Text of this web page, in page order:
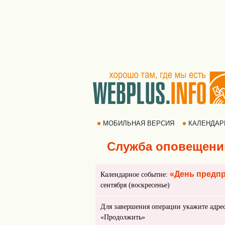
МОБИЛЬНАЯ ВЕРСИЯ
Служба
Календарное событие: «День
сентября (воскресенье)
Для завершения операции укажите
«Продолжить»